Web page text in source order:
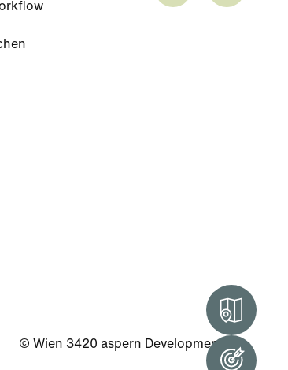
© Wien 3420 aspern Development AG